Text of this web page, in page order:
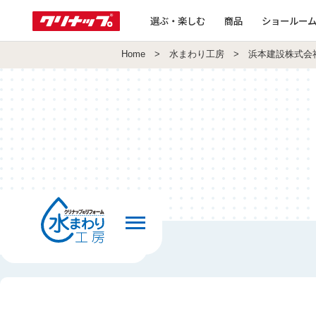
選ぶ・楽しむ 商品 ショールー
Home > 水まわり工房 > 浜本建設株式会
前の画面へ戻る